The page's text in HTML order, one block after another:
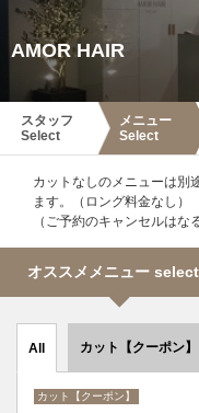
AMOR HAIR
スタッフ
Select
メニュー
Select
カットなしのメニューは別
ます。（ロング料金なし）
（ご予約のキャンセルはな
オススメメニュー
All カット【クーポン】
カット【クーポン】